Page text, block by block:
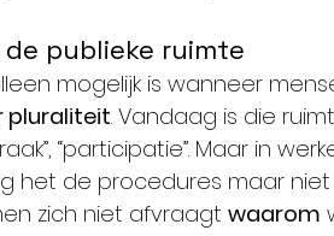
publieke ruimte
mogelijk is wanneer
pluraliteit. Vandaag is die
“participatie”. Maar in
het de procedures maar
zich niet afvraagt waarom